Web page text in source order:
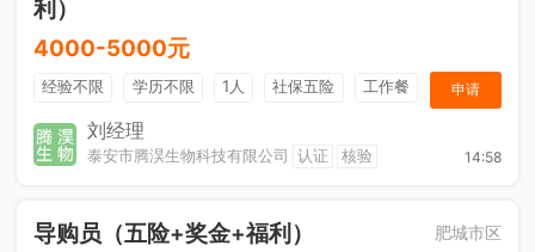
利）
4000-5000元
经验不限 学历不限 1人 社保五险
工作餐
节日福利
申请
刘经理
泰安市腾淏生物科技有限公司 认证 核验 14:58
导购员（五险+奖金+福利） 肥城市区